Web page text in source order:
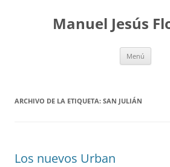
contenidoManuel Jesús
Menú
ARCHIVO DE LA ETIQUETA: SAN JULIÁN
Los nuevos Urban